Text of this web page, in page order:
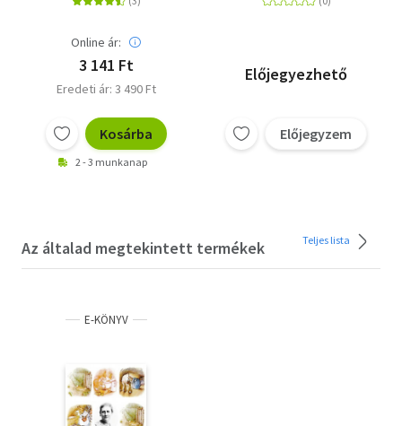
Online ár:
3 141 Ft
Eredeti ár: 3 490 Ft
Kosárba
2 - 3 munkanap
Előjegyezhető
Előjegyzem
Az általad megtekintett termékek Teljes lista
E-KÖNYV